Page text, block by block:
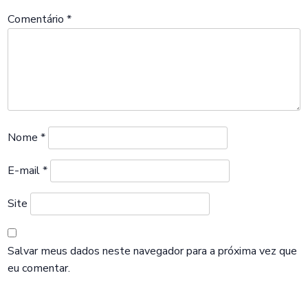
Comentário *
Nome *
E-mail*
Site
Salvar meus dados neste navegador para a próxima vez que
eu comentar.